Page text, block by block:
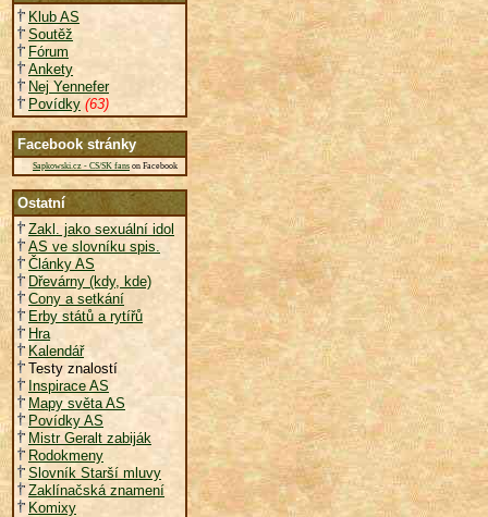
Klub AS
Soutěž
Fórum
Ankety
Nej Yennefer
Povídky (63)
Facebook stránky
Sapkowski.cz - CS/SK fans on Facebook
Ostatní
Zakl. jako sexuální idol
AS ve slovníku spis.
Články AS
Dřevárny (kdy, kde)
Cony a setkání
Erby států a rytířů
Hra
Kalendář
Testy znalostí
Inspirace AS
Mapy světa AS
Povídky AS
Mistr Geralt zabiják
Rodokmeny
Slovník Starší mluvy
Zaklínačská znamení
Komixy